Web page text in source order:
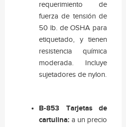
requerimiento de
fuerza de tensión de
50 lb. de OSHA para
etiquetado, y tienen
resistencia química
moderada. Incluye
sujetadores de nylon.
B-853 Tarjetas de
cartulina: a un precio